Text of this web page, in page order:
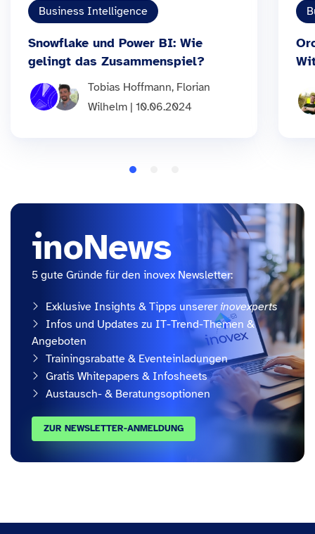
Business Intelligence
Snowflake und Power BI: Wie
gelingt das Zusammenspiel?
Tobias Hoffmann, Florian
Wilhelm | 10.06.2024
inoNews
5 gute Gründe für den inovex Newsletter:
Exklusive Insights & Tipps unsererinovexperts
Infos und Updates zu IT-Trend-Themen &
Angeboten
Trainingsrabatte & Eventeinladungen
Gratis Whitepapers & Infosheets
Austausch- & Beratungsoptionen
ZUR NEWSLETTER-ANMELDUNG